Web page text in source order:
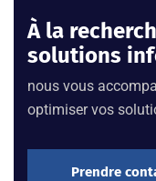
À la
solutions
nous vous
optimiser vos
Prendre